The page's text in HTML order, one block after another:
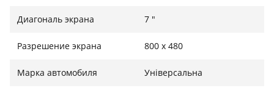
Аудиофильское качество звука и гибкость
на компромиссы в качестве звука. Благодаря
Диагональ экрана 7 "
Разрешение экрана 800 x 480
Марка автомобиля Універсальна